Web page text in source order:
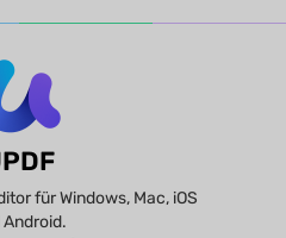
für Windows, Mac, iOS
Android.